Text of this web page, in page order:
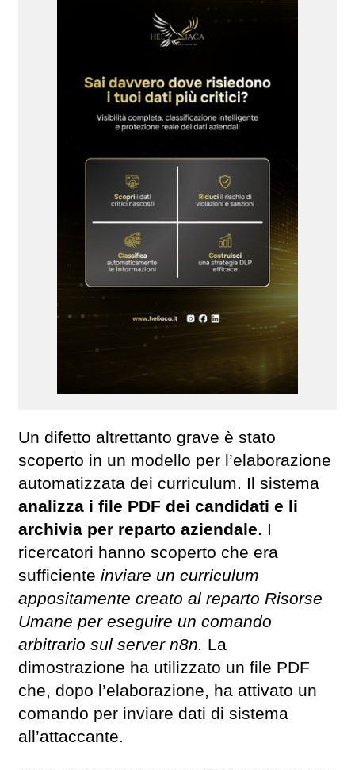
Un difetto altrettanto grave è stato
scoperto in un modello per l’elaborazione
automatizzata dei curriculum. Il sistema
analizza i file PDF dei candidati e li
archivia per reparto aziendale. I
ricercatori hanno scoperto che era
sufficiente inviare un curriculum
appositamente creato al reparto Risorse
Umane per eseguire un comando
arbitrario sul server n8n. La
dimostrazione ha utilizzato un file PDF
che, dopo l’elaborazione, ha attivato un
comando per inviare dati di sistema
all’attaccante.